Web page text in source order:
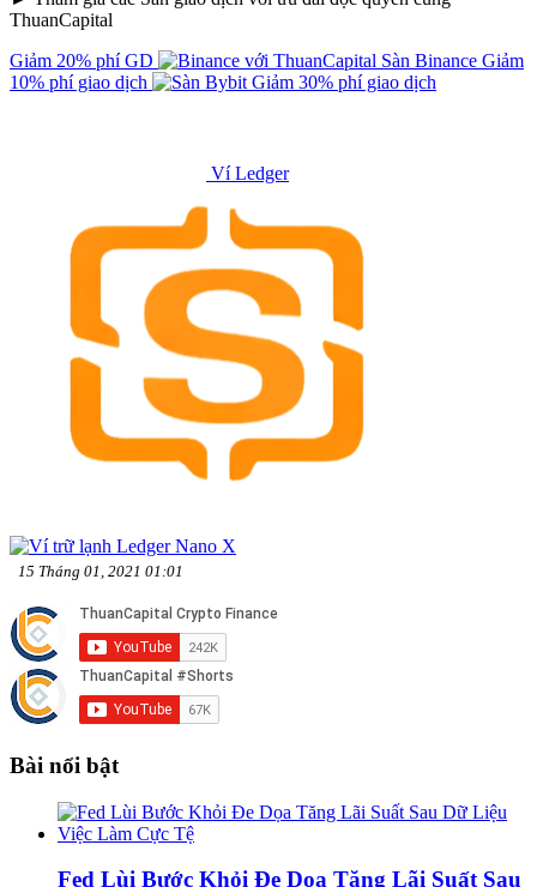
ThuanCapital
Giảm 20% phí GD
Sàn Binance Giảm
10% phí giao dịch
Giảm 30% phí giao dịch
Ví Ledger
15 Tháng 01, 2021 01:01
Bài nổi bật
Fed Lùi Bước Khỏi Đe Dọa Tăng Lãi Suất Sau